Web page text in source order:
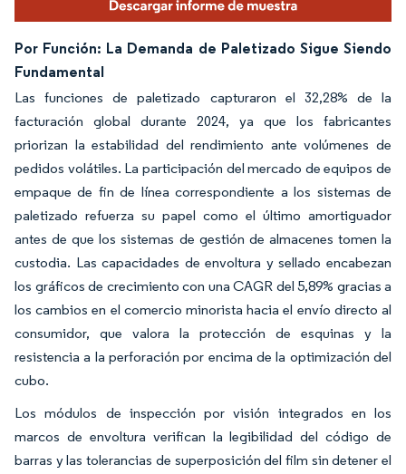
Por Función: La Demanda de Paletizado Sigue Siendo
Fundamental
Las funciones de paletizado capturaron el 32,28% de la
facturación global durante 2024, ya que los fabricantes
priorizan la estabilidad del rendimiento ante volúmenes de
pedidos volátiles. La participación del mercado de equipos de
empaque de fin de línea correspondiente a los sistemas de
paletizado refuerza su papel como el último amortiguador
antes de que los sistemas de gestión de almacenes tomen la
custodia. Las capacidades de envoltura y sellado encabezan
los gráficos de crecimiento con una CAGR del 5,89% gracias a
los cambios en el comercio minorista hacia el envío directo al
consumidor, que valora la protección de esquinas y la
resistencia a la perforación por encima de la optimización del
cubo.
Los módulos de inspección por visión integrados en los
marcos de envoltura verifican la legibilidad del código de
barras y las tolerancias de superposición del film sin detener el